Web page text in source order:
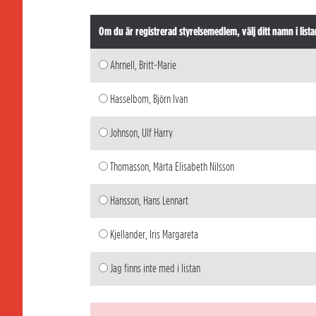
Om du är registrerad styrelsemedlem, välj ditt namn i
Ahrnell, Britt-Marie
Hasselbom, Björn Ivan
Johnson, Ulf Harry
Thomasson, Märta Elisabeth Nilsson
Hansson, Hans Lennart
Kjellander, Iris Margareta
Jag finns inte med i listan